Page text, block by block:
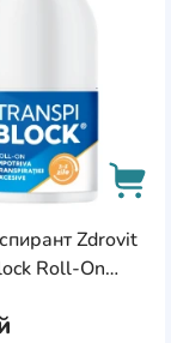
Zdrovit
Roll-On